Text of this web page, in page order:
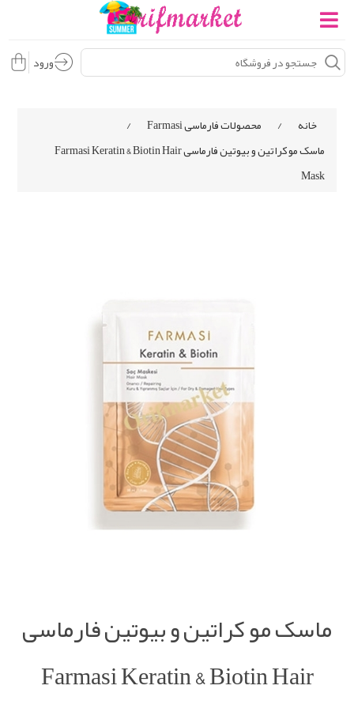
ورود
خانه / محصولات فارماسی Farmasi
/
ماسک مو کراتین و بیوتین فارماسی Farmasi Keratin & Biotin Hair
Mask
ماسک مو کراتین و بیوتین فارماسی
Farmasi Keratin & Biotin Hair